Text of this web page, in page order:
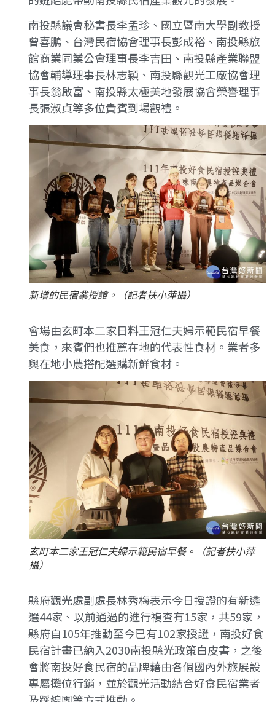
南投縣議會秘書長李孟珍、國立暨南大學副教授
曾喜鵬、台灣民宿協會理事長彭成裕、南投縣旅
館商業同業公會理事長李吉田、南投縣產業聯盟
協會輔導理事長林志穎、南投縣觀光工廠協會理
事長翁啟富、南投縣太極美地發展協會榮譽理事
長張淑貞等多位貴賓到場觀禮。
新增的民宿業授證。（記者扶小萍攝）
會場由玄町本二家日料王冠仁夫婦示範民宿早餐
美食，來賓們也推薦在地的代表性食材。業者多
與在地小農搭配選購新鮮食材。
玄町本二家王冠仁夫婦示範民宿早餐。（記者扶小萍
攝）
縣府觀光處副處長林秀梅表示今日授證的有新遴
選44家、以前通過的進行複查有15家，共59家，
縣府自105年推動至今已有102家授證，南投好食
民宿計畫已納入2030南投縣光政策白皮書，之後
會將南投好食民宿的品牌藉由各個國內外旅展設
專屬攤位行銷，並於觀光活動結合好食民宿業者